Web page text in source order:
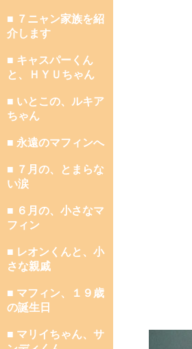
■ ７ニャン家族を紹
介します
■ キャスパーくん
と、ＨＹＵちゃん
■ いとこの、ルキア
ちゃん
■ 永遠のマフィンへ
■ ７月の、とまらな
い涙
■ ６月の、小さなマ
フィン
■ レオンくんと、小
さな親戚
■ マフィン、１９歳
の誕生日
■ マリイちゃん、サ